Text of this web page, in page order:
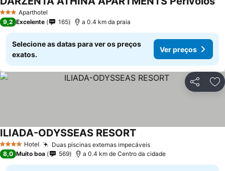
3 EstrelasAparthotel
9,2 Excelente 165 a 0.4 km da praia
Selecione as datas para ver os preços
exatos.
Ver preços
Partilhar
4 EstrelasHotel Duas piscinas externas impecáveisVer preços
ILIADA-ODYSSEAS RESORT
8,0 Muito boa 569 a 0.4 km de Centro da cidade